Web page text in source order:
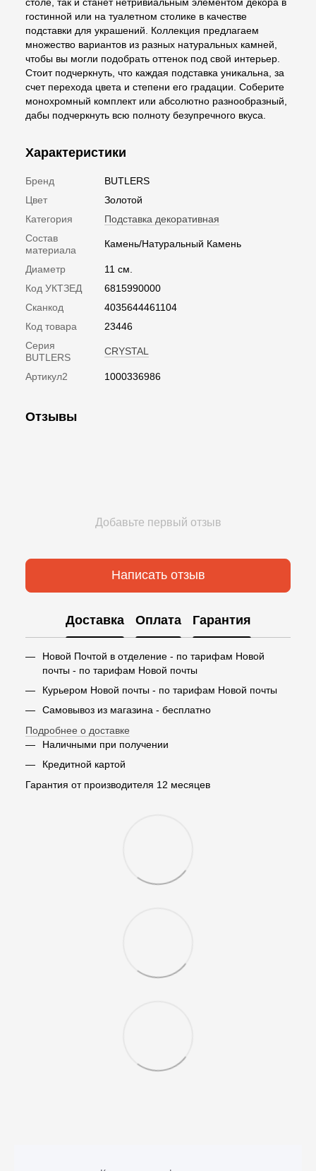
гостинной или на туалетном столике в качестве
подставки для украшений. Коллекция предлагаем
множество вариантов из разных натуральных камней,
чтобы вы могли подобрать оттенок под свой интерьер.
Стоит подчеркнуть, что каждая подставка уникальна, за
счет перехода цвета и степени его градации. Соберите
монохромный комплект или абсолютно разнообразный,
дабы подчеркнуть всю полноту безупречного вкуса.
Характеристики
Бренд
BUTLERS
Цвет
Золотой
Категория
Подставка декоративная
Состав
материала
Камень/Натуральный Камень
Диаметр
11 см.
Код УКТЗЕД
6815990000
Сканкод
4035644461104
Код товара
23446
Серия
BUTLERS
CRYSTAL
Артикул2 1000336986
Отзывы
Добавьте первый отзыв
Написать отзыв
Доставка Оплата Гарантия
Новой Почтой в отделение - по тарифам Новой
почты - по тарифам Новой почты
Курьером Новой почты - по тарифам Новой почты
Самовывоз из магазина - бесплатно
Подробнее о доставке
Наличными при получении
Кредитной картой
Гарантия от производителя 12 месяцев